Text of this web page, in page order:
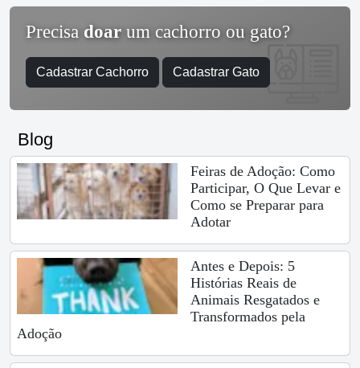
Precisa doar um cachorro ou gato?
Cadastrar Cachorro Cadastrar Gato
Blog
Feiras de Adoção: Como
Participar, O Que Levar e
Como se Preparar para
Adotar
Antes e Depois: 5
Histórias Reais de
Animais Resgatados e
Transformados pela
Adoção